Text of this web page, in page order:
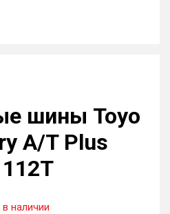
шины Toyo
A/T Plus
наличии